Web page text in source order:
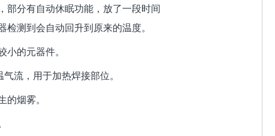
部分有自动休眠功能，放了一段时间
测到会自动回升到原来的温度。
的元器件。
流，用于加热焊接部位。
烟雾。